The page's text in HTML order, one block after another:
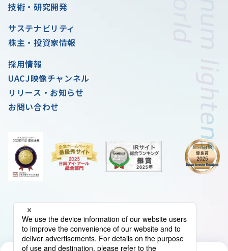
技術・研究開発
サステナビリティ
株主・投資家情報
採用情報
UACJ映像チャンネル
リリース・お知らせ
お問い合わせ